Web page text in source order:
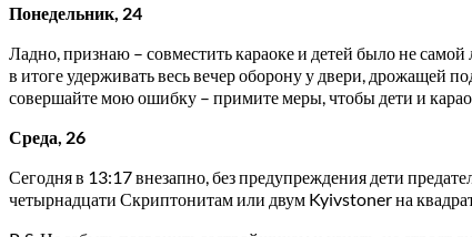
Понедельник, 24
Ладно, признаю – совместить караоке и детей было не
в итоге удерживать весь вечер оборону у двери, дрожащей
совершайте мою ошибку – примите меры, чтобы дети и
Среда, 26
Сегодня в 13:17 внезапно, без предупреждения дети
четырнадцати Скриптонитам или двум Kyivstoner на